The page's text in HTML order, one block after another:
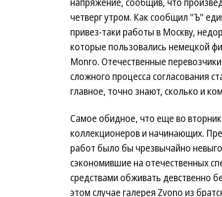
четверг утром. Как сообщил "Ъ"
привез-таки работы в Москву,
которые пользовались немецкой
Monro. Отечественные
сложного процесса согласования
главное, точно знают, сколько и
Самое обидное, что еще во
коллекционеров и начинающих.
работ было бы чрезвычайно
сэкономившие на отечественных
средствами обживать девственно
этом случае галерея Zvono из